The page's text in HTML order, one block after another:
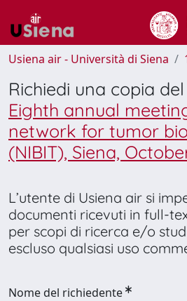
Usiena air - Università di Siena
Richiedi una copia
Eighth annual
network for tumor
(NIBIT), Siena,
L’utente di Usiena air si
documenti ricevuti in full-
per scopi di ricerca e/o
escluso qualsiasi uso
Nome del richiedente